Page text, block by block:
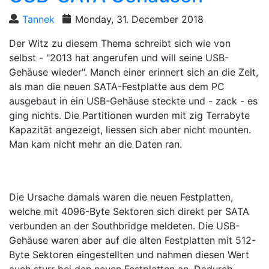
Tannek
Monday, 31. December 2018
Der Witz zu diesem Thema schreibt sich wie von
selbst - "2013 hat angerufen und will seine USB-
Gehäuse wieder". Manch einer erinnert sich an die Zeit,
als man die neuen SATA-Festplatte aus dem PC
ausgebaut in ein USB-Gehäuse steckte und - zack - es
ging nichts. Die Partitionen wurden mit zig Terrabyte
Kapazität angezeigt, liessen sich aber nicht mounten.
Man kam nicht mehr an die Daten ran.
Die Ursache damals waren die neuen Festplatten,
welche mit 4096-Byte Sektoren sich direkt per SATA
verbunden an der Southbridge meldeten. Die USB-
Gehäuse waren aber auf die alten Festplatten mit 512-
Byte Sektoren eingestellten und nahmen diesen Wert